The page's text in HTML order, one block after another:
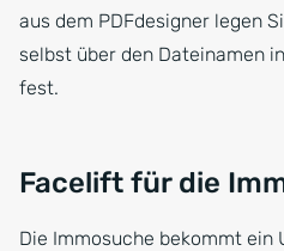
aus dem PDFdesigner legen
selbst über den Dateinamen
fest.
Facelift für die
Die Immosuche bekommt ein